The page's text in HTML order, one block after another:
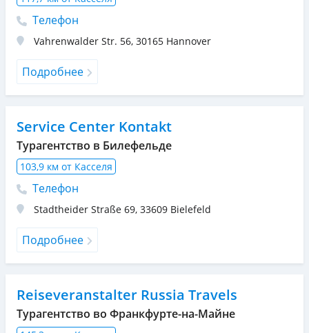
Телефон
Vahrenwalder Str. 56, 30165 Hannover
Подробнее
Service Center Kontakt
Турагентство в Билефельде
103,9 км от Касселя
Телефон
Stadtheider Straße 69, 33609 Bielefeld
Подробнее
Reiseveranstalter Russia Travels
Турагентство во Франкфурте-на-Майне